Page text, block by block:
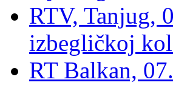
RTV, Tanjug,
izbegličkoj
RT Balkan,